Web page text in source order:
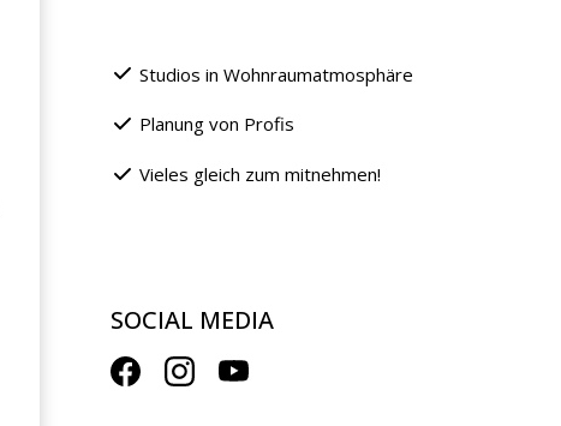
Studios in Wohnraumatmosphäre
Planung von Profis
Vieles gleich zum mitnehmen!
SOCIAL MEDIA